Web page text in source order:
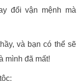
đổi vận mệnh mà
và bạn có thể sẽ
mình đã mất!